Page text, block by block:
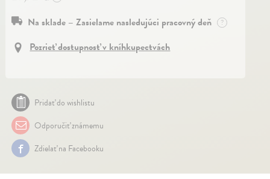
Na sklade – Zasielame nasledujúci pracovný deň ?
Pozrieť dostupnosť v kníhkupectvách
Pridať do wishlistu
Odporučiť známemu
Zdielať na Facebooku